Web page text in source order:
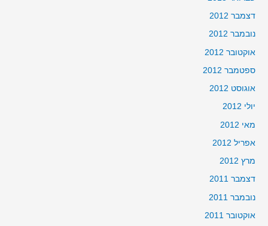
דצמבר 2012
נובמבר 2012
אוקטובר 2012
ספטמבר 2012
אוגוסט 2012
יולי 2012
מאי 2012
אפריל 2012
מרץ 2012
דצמבר 2011
נובמבר 2011
אוקטובר 2011